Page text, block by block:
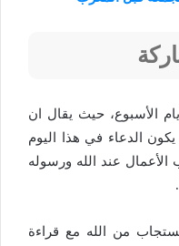
الأسبوع، حيث يقال ان
الدعاء في هذا اليوم
الأعمال عند الله ورسوله
من الله مع قراءة